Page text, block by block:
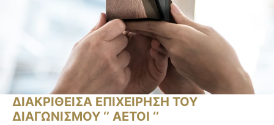
ΔΙΑΚΡΙΘΕΙΣΑ ΕΠΙΧΕΙΡΗΣΗ ΤΟΥ
ΔΙΑΓΩΝΙΣΜΟΥ ‘’ ΑΕΤΟΙ ‘’